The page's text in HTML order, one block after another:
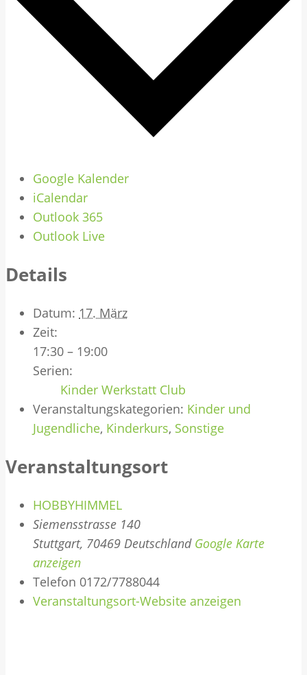
Google Kalender
iCalendar
Outlook 365
Outlook Live
Details
Datum: 17. März
Zeit:
17:30 – 19:00
Serien:
Kinder Werkstatt Club
Veranstaltungskategorien: Kinder und
Jugendliche, Kinderkurs, Sonstige
Veranstaltungsort
HOBBYHIMMEL
Siemensstrasse 140
Stuttgart, 70469 Deutschland Google Karte
anzeigen
Telefon 0172/7788044
Veranstaltungsort-Website anzeigen